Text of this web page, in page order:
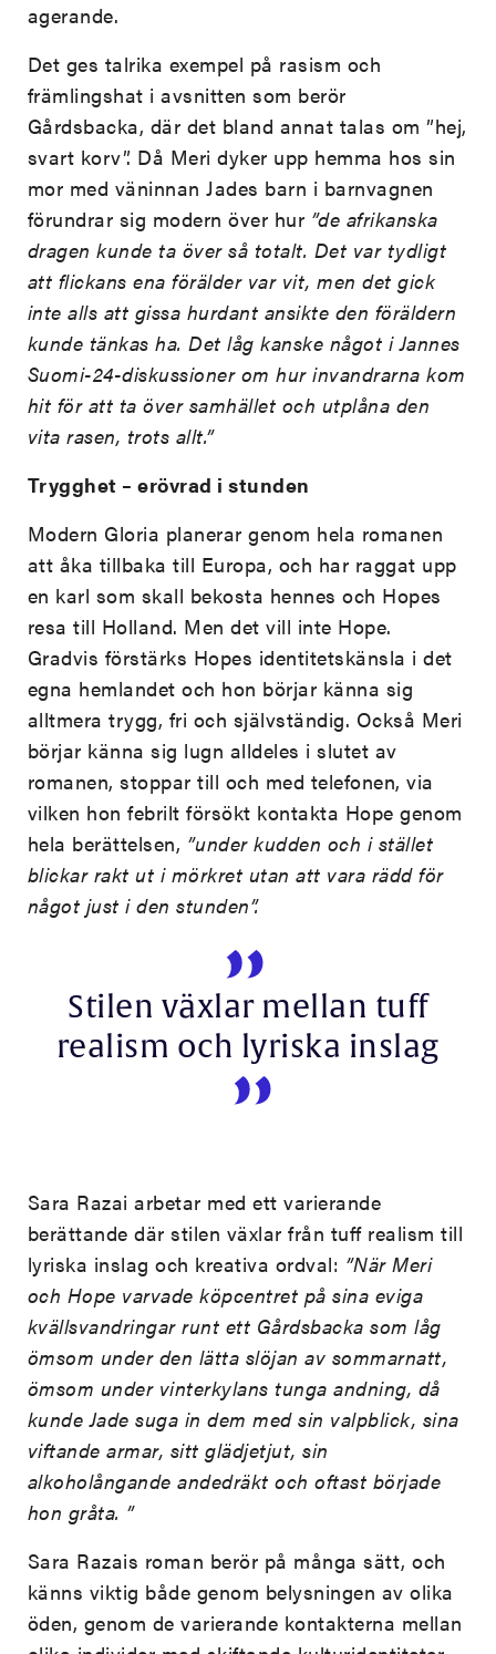
agerande.
Det ges talrika exempel på rasism och
främlingshat i avsnitten som berör
Gårdsbacka, där det bland annat talas om ”hej,
svart korv”. Då Meri dyker upp hemma hos sin
mor med väninnan Jades barn i barnvagnen
förundrar sig modern över hur ”de afrikanska
dragen kunde ta över så totalt. Det var tydligt
att flickans ena förälder var vit, men det gick
inte alls att gissa hurdant ansikte den föräldern
kunde tänkas ha. Det låg kanske något i Jannes
Suomi-24-diskussioner om hur invandrarna kom
hit för att ta över samhället och utplåna den
vita rasen, trots allt.”
Trygghet – erövrad i stunden
Modern Gloria planerar genom hela romanen
att åka tillbaka till Europa, och har raggat upp
en karl som skall bekosta hennes och Hopes
resa till Holland. Men det vill inte Hope.
Gradvis förstärks Hopes identitetskänsla i det
egna hemlandet och hon börjar känna sig
alltmera trygg, fri och självständig. Också Meri
börjar känna sig lugn alldeles i slutet av
romanen, stoppar till och med telefonen, via
vilken hon febrilt försökt kontakta Hope genom
hela berättelsen, ”under kudden och i stället
blickar rakt ut i mörkret utan att vara rädd för
något just i den stunden”.
Stilen växlar mellan tuff
realism och lyriska inslag
Sara Razai arbetar med ett varierande
berättande där stilen växlar från tuff realism till
lyriska inslag och kreativa ordval: ”När Meri
och Hope varvade köpcentret på sina eviga
kvällsvandringar runt ett Gårdsbacka som låg
ömsom under den lätta slöjan av sommarnatt,
ömsom under vinterkylans tunga andning, då
kunde Jade suga in dem med sin valpblick, sina
viftande armar, sitt glädjetjut, sin
alkoholångande andedräkt och oftast började
hon gråta. ”
Sara Razais roman berör på många sätt, och
känns viktig både genom belysningen av olika
öden, genom de varierande kontakterna mellan